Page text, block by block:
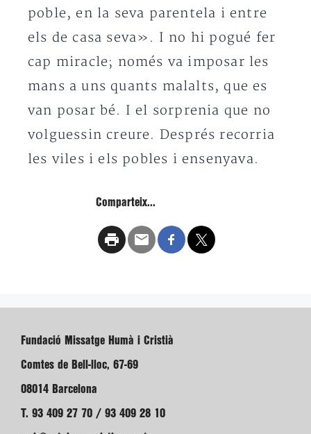
poble, en la seva parentela i entre
els de casa seva». I no hi pogué fer
cap miracle; només va imposar les
mans a uns quants malalts, que es
van posar bé. I el sorprenia que no
volguessin creure. Després recorria
les viles i els pobles i ensenyava.
Comparteix...
Fundació Missatge Humà i Cristià
Comtes de Bell-lloc, 67-69
08014 Barcelona
T. 93 409 27 70 / 93 409 28 10